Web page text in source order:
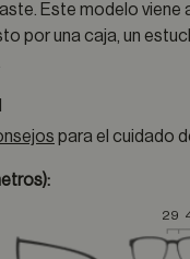
Este modelo viene
por una caja, un
para el cuidado
29